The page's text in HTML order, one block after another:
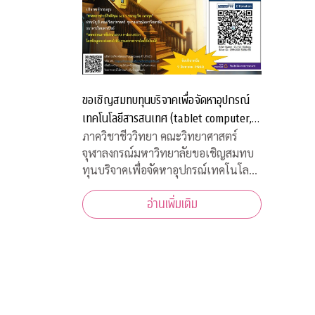
ขอเชิญสมทบทุนบริจาคเพื่อจัดหาอุปกรณ์
เทคโนโลยีสารสนเทศ (tablet computer,
internet package) สำหรับนิสิตภาควิชา
ชีววิทยาที่ขาดแคลน
ภาควิชาชีววิทยา คณะวิทยาศาสตร์
จุฬาลงกรณ์มหาวิทยาลัยขอเชิญสมทบ
ทุนบริจาคเพื่อจัดหาอุปกรณ์เทคโนโลยี
สารสนเทศ (tablet computer,
internet package) สำหรับนิสิตภาค
วิชาชีววิทยาที่ขาดแคลน เพื่อใช้เรียน
อ่านเพิ่มเติม